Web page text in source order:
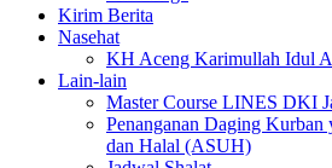
Kirim Berita
Nasehat
KH Aceng Karimullah Idul
Lain-lain
Master Course LINES DKI
Penanganan Daging Kurban
dan Halal (ASUH)